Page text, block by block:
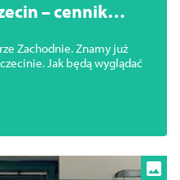
– cennik
Zachodnie. Znamy już
Jak będą wyglądać